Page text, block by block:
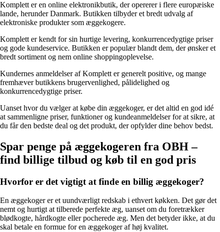
Komplett er en online elektronikbutik, der opererer i flere europæiske
lande, herunder Danmark. Butikken tilbyder et bredt udvalg af
elektroniske produkter som æggekogere.
Komplett er kendt for sin hurtige levering, konkurrencedygtige priser
og gode kundeservice. Butikken er populær blandt dem, der ønsker et
bredt sortiment og nem online shoppingoplevelse.
Kundernes anmeldelser af Komplett er generelt positive, og mange
fremhæver butikkens brugervenlighed, pålidelighed og
konkurrencedygtige priser.
Uanset hvor du vælger at købe din æggekoger, er det altid en god idé
at sammenligne priser, funktioner og kundeanmeldelser for at sikre, at
du får den bedste deal og det produkt, der opfylder dine behov bedst.
Spar penge på æggekogeren fra OBH –
find billige tilbud og køb til en god pris
Hvorfor er det vigtigt at finde en billig æggekoger?
En æggekoger er et uundværligt redskab i ethvert køkken. Det gør det
nemt og hurtigt at tilberede perfekte æg, uanset om du foretrækker
blødkogte, hårdkogte eller pocherede æg. Men det betyder ikke, at du
skal betale en formue for en æggekoger af høj kvalitet.